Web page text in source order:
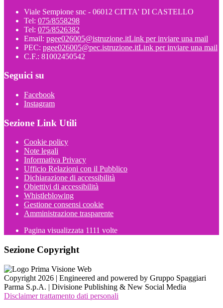
Viale Sempione snc - 06012 CITTA' DI CASTELLO
Tel: 075/8558298
Tel: 075/8526382
Email: pgee026005@istruzione.itLink per inviare una mail
PEC: pgee026005@pec.istruzione.itLink per inviare una mail
C.F.: 81002450542
Seguici su
Facebook
Instagram
Sezione Link Utili
Cookie policy
Note legali
Informativa Privacy
Ufficio Relazioni con il Pubblico
Dichiarazione di accessibilità
Obiettivi di accessibilità
Whistleblowing
Gestione consensi cookie
Amministrazione trasparente
Pagina visualizzata 1111 volte
Sezione Copyright
Copyright 2026 | Engineered and powered by Gruppo Spaggiari
Parma S.p.A. | Divisione Publishing & New Social Media
Disclaimer trattamento dati personali